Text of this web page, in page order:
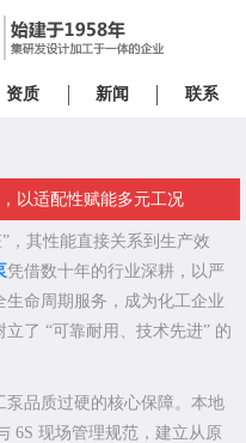
资质 新闻 联系
以适配性赋能多元工况
，其性能直接关系到生产效
凭借数十年的行业深耕，以严
命周期服务，成为化工企业
了 “可靠耐用、技术先进” 的
品质过硬的核心保障。本地
6S 现场管理规范，建立从原